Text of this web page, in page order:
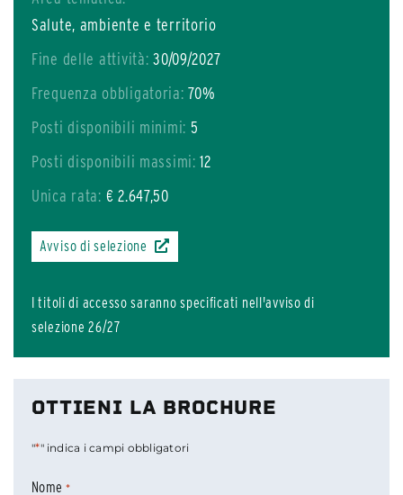
Salute, ambiente e territorio
Fine delle attività: 30/09/2027
Frequenza obbligatoria: 70%
Posti disponibili minimi: 5
Posti disponibili massimi: 12
Unica rata: € 2.647,50
Avviso di selezione
I titoli di accesso saranno specificati nell'avviso di
selezione 26/27
OTTIENI LA BROCHURE
"*" indica i campi obbligatori
Nome *